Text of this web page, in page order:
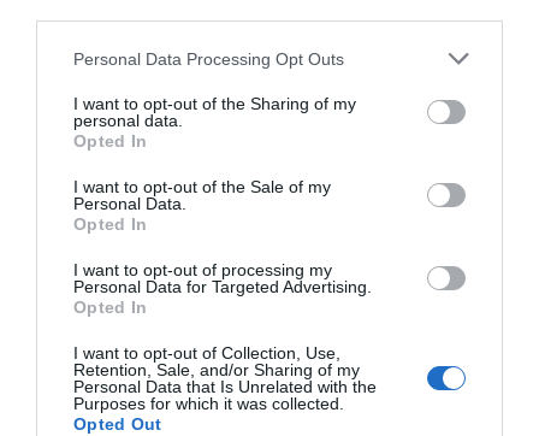
Personal Data Processing Opt Outs
I want to opt-out of the Sharing of my
personal data.
Opted In
I want to opt-out of the Sale of my
Personal Data.
Opted In
I want to opt-out of processing my
Personal Data for Targeted Advertising.
Opted In
I want to opt-out of Collection, Use,
Retention, Sale, and/or Sharing of my
Personal Data that Is Unrelated with the
Purposes for which it was collected.
Opted Out